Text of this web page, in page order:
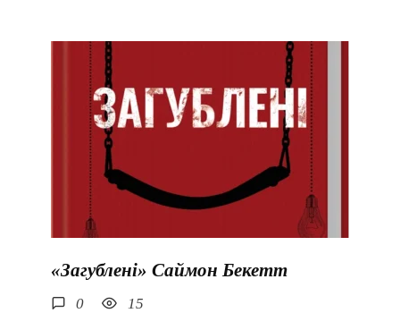
«Загублені» Саймон Бекетт
0 15